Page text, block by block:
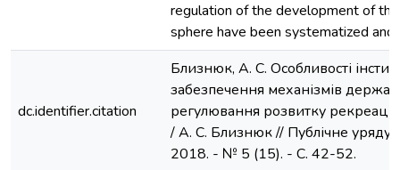
regulation of the development of
sphere have been systematized and
dc.identifier.citation
Близнюк, А. С. Особливості
забезпечення механізмів
регулювання розвитку
/ А. С. Близнюк // Публічне
2018. - № 5 (15). - С. 42-52.